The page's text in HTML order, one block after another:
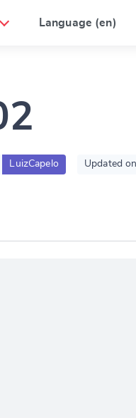
Language (en)
LuizCapelo Updated on